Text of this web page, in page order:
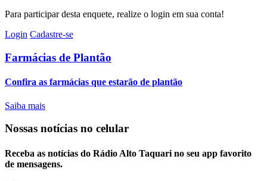
Para participar desta enquete, realize o login em sua conta!
Login Cadastre-se
Farmácias de Plantão
Confira as farmácias que estarão de plantão
Saiba mais
Nossas notícias no celular
Receba as notícias do Rádio Alto Taquari no seu app favorito
de mensagens.